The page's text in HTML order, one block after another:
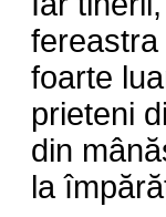
foarte
prieteni
din
la